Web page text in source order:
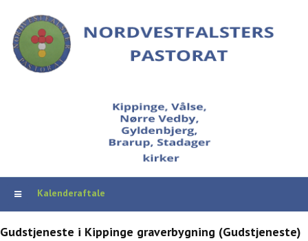
Kalenderaftale
Gudstjeneste i Kippinge graverbygning (Gudstjeneste)